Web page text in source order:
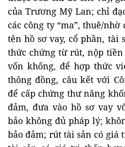
của Trương Mỹ Lan; chỉ
các công ty “ma”, thuê/
tên hồ sơ vay, cổ phần, tài
thức chứng từ rút, nộp tiền
vốn khống, để hợp thức
thông đồng, câu kết với
để cấp chứng thư nâng
đảm, đưa vào hồ sơ vay
bảo không đủ pháp lý;
bảo đảm; rút tài sản có giá